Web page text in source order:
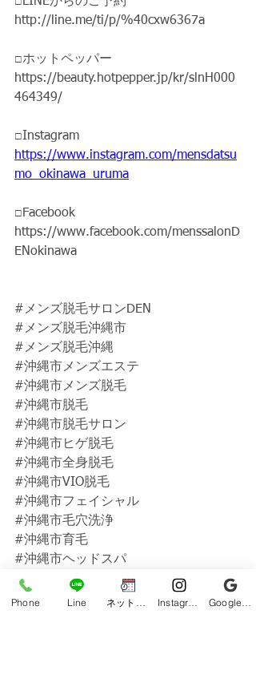
http://line.me/ti/p/%40cxw6367a
□ホットペッパー
https://beauty.hotpepper.jp/kr/slnH000
464349/
□Instagram
https://www.instagram.com/mensdatsu
mo_okinawa_uruma
□Facebook
https://www.facebook.com/menssalonD
ENokinawa
#メンズ脱毛サロンDEN
#メンズ脱毛沖縄市
#メンズ脱毛沖縄
#沖縄市メンズエステ
#沖縄市メンズ脱毛
#沖縄市脱毛
#沖縄市脱毛サロン
#沖縄市ヒゲ脱毛
#沖縄市全身脱毛
#沖縄市VIO脱毛
#沖縄市フェイシャル
#沖縄市毛穴洗浄
#沖縄市育毛
#沖縄市ヘッドスパ
#沖縄市光フォトフェイシャル
#沖縄県メンズ脱毛
Phone Line